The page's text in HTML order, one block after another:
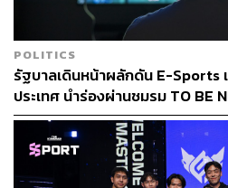
เป้าหมายทางการตลาดที่ต้องการ
ถึงโลกออนไลน์ที่สามารถโปรโมต
ผ่านการตลาดแบบ SNS หรือ
บนเฟซบุ๊ก”
ปาร์กมินจุงผู้ช่วยผู้จัดการใหญ่ขอ
งานแถลงข่าว World Cyber
วันที่ 13 ธันวาคม 2017 ให้สัมภาษ
POLITICS
รัฐบาลเดินหน้าผลักดัน E-Sports
ประเทศ นำร่องผ่านชมรม TO BE
ไทยสู่สนามแข่งระดับโลก